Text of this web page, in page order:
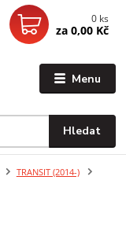
Menu
Hledat
0 ks
za 0,00 Kč
TRANSIT (2014-)